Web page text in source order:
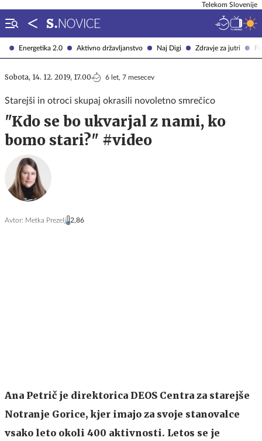
Energetika 2.0 Aktivno državljanstvo Naj Digi Zdravje za jutri
Telekom Slovenije
Sobota, 14. 12. 2019, 17.00 6 let, 7 mesecev
Starejši in otroci skupaj okrasili novoletno smrečico
"Kdo se bo ukvarjal z nami, ko
bomo stari?" #video
Avtor: Metka Prezelj 2,86
Ana Petrič je direktorica DEOS Centra za starejše
Notranje Gorice, kjer imajo za svoje stanovalce
vsako leto okoli 400 aktivnosti. Letos se je